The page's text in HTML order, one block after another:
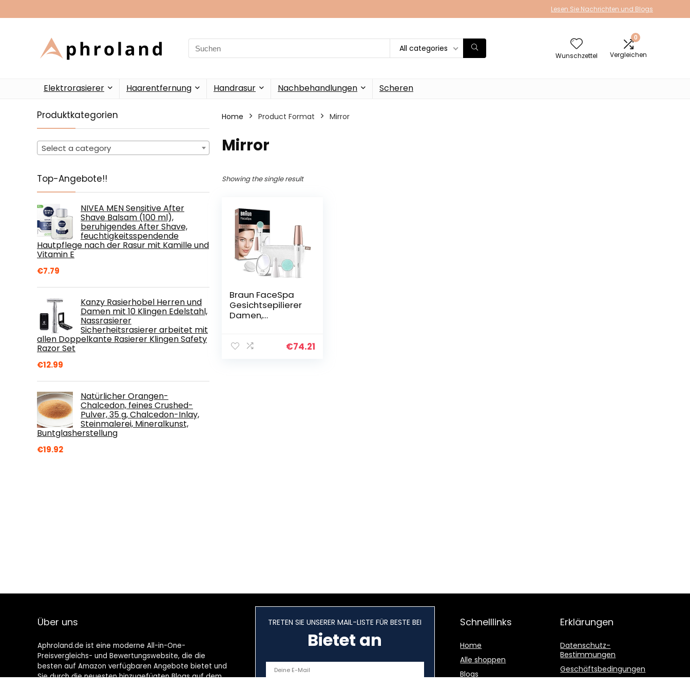
Lesen Sie Nachrichten und Blogs
Search
for:
All categories
Wunschzettel
0
Vergleichen
Elektrorasierer Haarentfernung Handrasur Nachbehandlungen Scheren
Produktkategorien
Select a category
Top-Angebote!!
NIVEA MEN Sensitive After
Shave Balsam (100 ml),
beruhigendes After Shave,
feuchtigkeitsspendende
Hautpflege nach der Rasur mit Kamille und
Vitamin E
€7.79
Kanzy Rasierhobel Herren und
Damen mit 10 Klingen Edelstahl,
Nassrasierer
Sicherheitsrasierer arbeitet mit
allen Doppelkante Rasierer Klingen Safety
Razor Set
€12.99
Natürlicher Orangen-
Chalcedon, feines Crushed-
Pulver, 35 g, Chalcedon-Inlay,
Steinmalerei, Mineralkunst,
Buntglasherstellung
€19.92
Home Product Format ‎Mirror
‎Mirror
Showing the single result
Braun FaceSpa
Gesichtsepilierer
Damen,
Massagepad,€74.21
Über uns
Aphroland.de ist eine moderne All-in-One-
Preisvergleichs- und Bewertungswebsite, die die
besten auf Amazon verfügbaren Angebote bietet und
Sie durch die neuesten hinzugefügten Blogs auf dem
TRETEN SIE UNSERER MAIL-LISTE FÜR BESTE BEI
Bietet an
Schnelllinks
Home
Alle shoppen
Blogs
Erklärungen
Datenschutz-
Bestimmungen
Geschäftsbedingungen